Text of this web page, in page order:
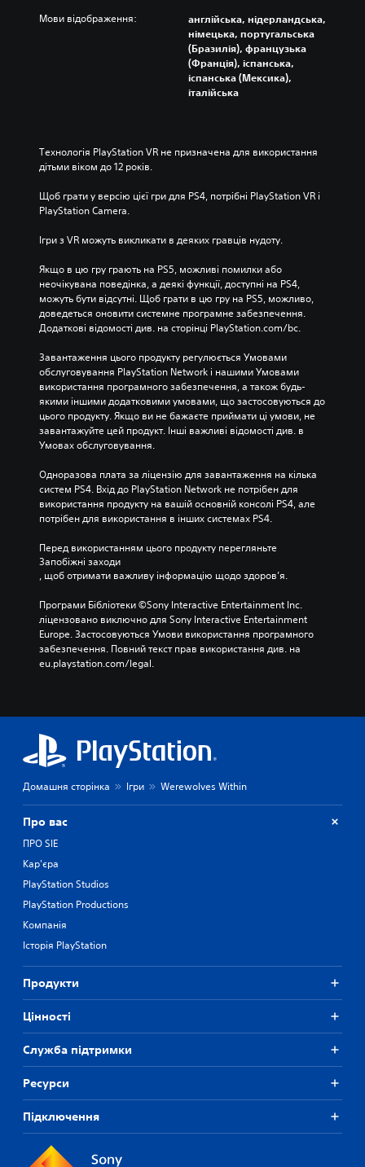
Мови відображення:
англійська, нідерландська,
німецька, португальська
(Бразилія), французька
(Франція), іспанська,
іспанська (Мексика),
італійська
Технологія PlayStation VR не призначена для використання
дітьми віком до 12 років.
Щоб грати у версію цієї гри для PS4, потрібні PlayStation VR і
PlayStation Camera.
Ігри з VR можуть викликати в деяких гравців нудоту.
Якщо в цю гру грають на PS5, можливі помилки або
неочікувана поведінка, а деякі функції, доступні на PS4,
можуть бути відсутні. Щоб грати в цю гру на PS5, можливо,
доведеться оновити системне програмне забезпечення.
Додаткові відомості див. на сторінці PlayStation.com/bc.
Завантаження цього продукту регулюється Умовами
обслуговування PlayStation Network і нашими Умовами
використання програмного забезпечення, а також будь-
якими іншими додатковими умовами, що застосовуються до
цього продукту. Якщо ви не бажаєте приймати ці умови, не
завантажуйте цей продукт. Інші важливі відомості див. в
Умовах обслуговування.
Одноразова плата за ліцензію для завантаження на кілька
систем PS4. Вхід до PlayStation Network не потрібен для
використання продукту на вашій основній консолі PS4, але
потрібен для використання в інших системах PS4.
Перед використанням цього продукту перегляньте
Запобіжні заходи
, щоб отримати важливу інформацію щодо здоров’я.
Програми Бібліотеки ©Sony Interactive Entertainment Inc.
ліцензовано виключно для Sony Interactive Entertainment
Europe. Застосовуються Умови використання програмного
забезпечення. Повний текст прав використання див. на
eu.playstation.com/legal.
Домашня сторінка Ігри Werewolves Within
Про вас
ПРО SIE
Кар'єра
PlayStation Studios
PlayStation Productions
Компанія
Історія PlayStation
Продукти
Цiнностi
Служба підтримки
Ресурси
Підключення